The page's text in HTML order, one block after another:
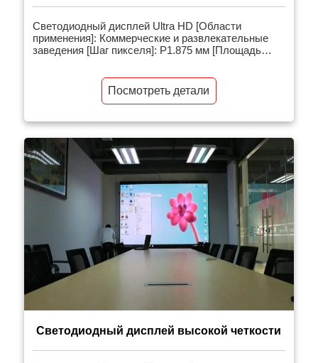
Светодиодный дисплей Ultra HD [Области
применения]: Коммерческие и развлекательные
заведения [Шаг пикселя]: P1.875 мм [Площадь
【Введение в проект】: 1. Использование
сверхтонких, сверхлегких, светодиодных
фронтальное обслуживание, высокая частота
обновления, сверхширокий угол обзора, широкая
цветовая гамма, бесшовный экран для
сращивания 2. Модульная конструкция
устройства, […]
Посмотреть детали
Светодиодный дисплей высокой четкости